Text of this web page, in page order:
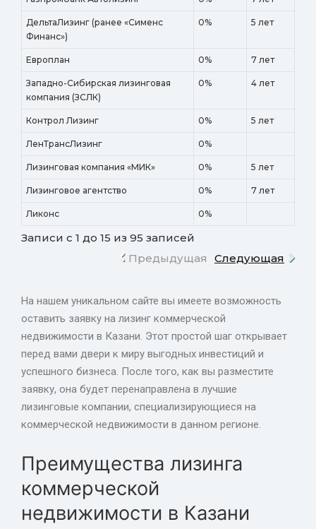
ДельтаЛизинг (ранее «Сименс
Финанс»)
0% 5 лет
Европлан 0% 7 лет
Западно-Сибирская лизинговая
компания (ЗСЛК)
0% 4 лет
Контрол Лизинг 0% 5 лет
ЛенТрансЛизинг 0%
Лизинговая компания «МИК» 0% 5 лет
Лизинговое агентство 0% 7 лет
Ликонс 0%
Записи с 1 до 15 из 95 записей
Предыдущая
Следующая
На нашем уникальном сайте вы имеете возможность
оставить заявку на лизинг коммерческой
недвижимости в Казани. Этот простой шаг открывает
перед вами двери к миру выгодных инвестиций и
успешного бизнеса. После того, как вы разместите
заявку, она будет перенаправлена в лучшие
лизинговые компании, специализирующиеся на
коммерческой недвижимости в данном регионе.
Преимущества лизинга
коммерческой
недвижимости в Казани